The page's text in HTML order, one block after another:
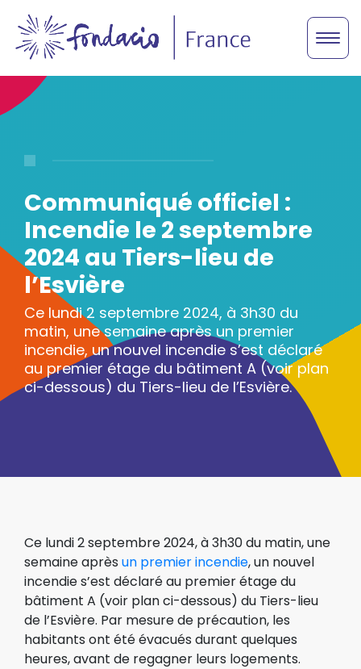
Communiqué officiel :
Incendie le 2 septembre
2024 au Tiers-lieu de
l’Esvière
Ce lundi 2 septembre 2024, à 3h30 du
matin, une semaine après un premier
incendie, un nouvel incendie s’est déclaré
au premier étage du bâtiment A (voir plan
ci-dessous) du Tiers-lieu de l’Esvière.
Ce lundi 2 septembre 2024, à 3h30 du matin, une
semaine après un premier incendie, un nouvel
incendie s’est déclaré au premier étage du
bâtiment A (voir plan ci-dessous) du Tiers-lieu
de l’Esvière. Par mesure de précaution, les
habitants ont été évacués durant quelques
heures, avant de regagner leurs logements.